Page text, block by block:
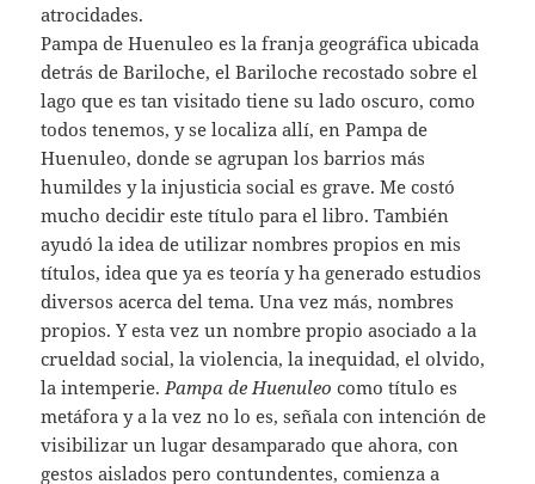
atrocidades.
Pampa de Huenu​leo es la franja geográfica ubicada
detrás de Bariloche, el Bariloche recostado sobre el
lago que es tan visitado tiene su lado oscuro, como
todos tenemos, y se localiza allí, en Pampa de
Huenuleo, donde se agrupan los barrios más
humildes y la injusticia social es grave. Me costó
mucho decidir este título para el libro. También
ayudó la idea de utilizar nombres propios en mis
títulos, idea que ya es teoría y ha generado estudios
diversos acerca del tema. Una vez más, nombres
propios. Y esta vez un nombre propio asociado a la
crueldad social, la violencia, la inequidad, el olvido,
la intemperie.Pampa de Huenuleo como título es
metáfora y a la vez no lo es, señala con intención de
visibilizar un lugar desamparado que ahora, con
gestos aislados pero contundentes, comienza a